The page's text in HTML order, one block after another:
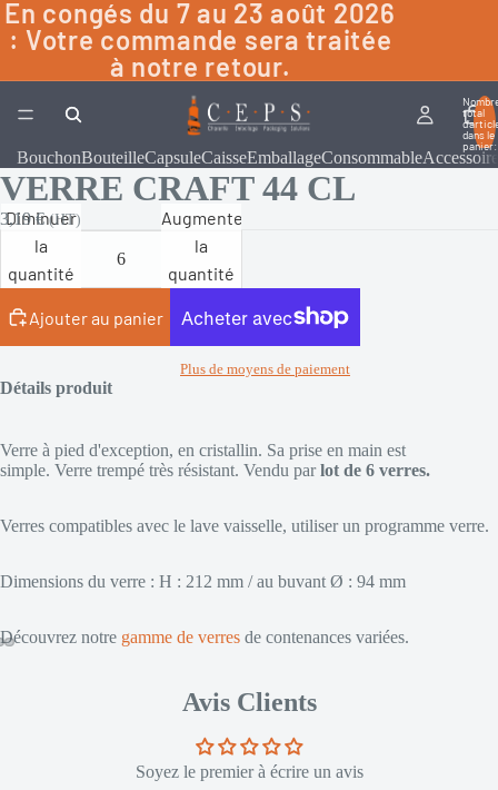
En congés du 7 au 23 août 2026
: Votre commande sera traitée
à notre retour.
total
dans le
BouchonBouteilleCapsuleCaisseEmballageConsommableAccessoire
VERRE CRAFT 44 CL
3,19 €(HT)
Diminuer
la
quantité
Augmenter
la
quantité
Ajouter au panier
Plus de moyens de paiement
Détails produit
Verre à pied d'exception, en cristallin. Sa prise en main est
simple. Verre trempé très résistant. Vendu parlot de 6 verres.
Verres compatibles avec le lave vaisselle, utiliser un programme verre.
Dimensions du verre : H : 212 mm / au buvant Ø : 94 mm
Découvrez notre gamme de verres de contenances variées.
Avis Clients
Soyez le premier à écrire un avis